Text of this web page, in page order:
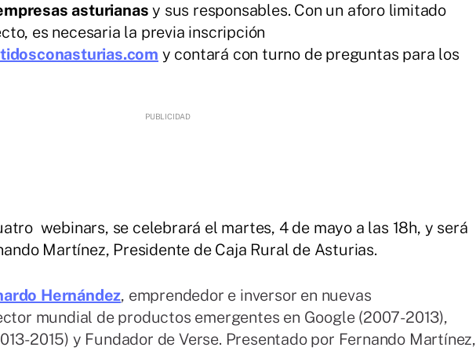
asturianas y sus responsables. Con un aforo limitado
es necesaria la previa inscripción
y contará con turno de preguntas para los
webinars, se celebrará el martes, 4 de mayo a las 18h, y será
Martínez, Presidente de Caja Rural de Asturias.
Hernández, emprendedor e inversor en nuevas
mundial de productos emergentes en Google (2007-2013),
2015) y Fundador de Verse. Presentado por Fernando Martínez,